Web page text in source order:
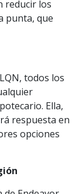
reducir los
punta, que
todos los
Ella,
respuesta en
opciones